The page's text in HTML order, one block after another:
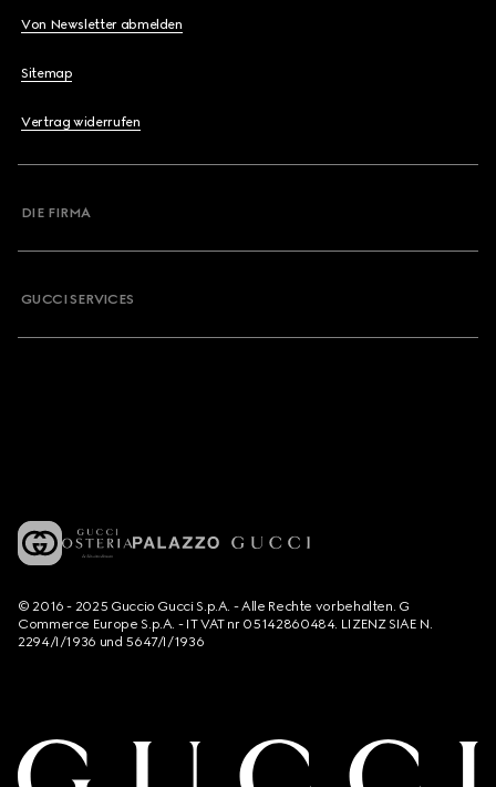
Von Newsletter abmelden
Sitemap
Vertrag widerrufen
DIE FIRMA
GUCCI SERVICES
© 2016 - 2025 Guccio Gucci S.p.A. - Alle Rechte vorbehalten. G
Commerce Europe S.p.A. - IT VAT nr 05142860484. LIZENZ SIAE N.
2294/I/1936 und 5647/I/1936